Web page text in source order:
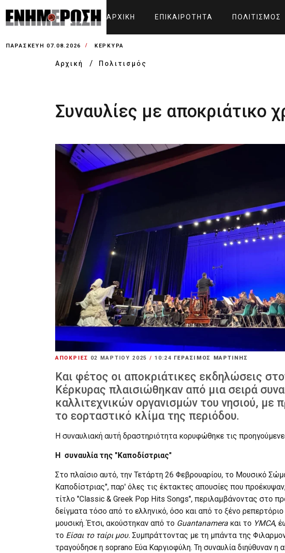
ΑΡΧΙΚΉ ΕΠΙΚΑΙΡΌΤΗΤΑ ΠΟΛΙΤΙΣΜΌΣ
ΠΑΡΑΣΚΕΥΉ 07.08.2026 ΚΕΡΚΥΡΑ
Αρχική Πολιτισμός
Συναυλίες με αποκριάτικο
ΑΠΟΚΡΙΕΣ 02 ΜΑΡΤΊΟΥ 2025 / 10:24 ΓΕΡΑΣΙΜΟΣ ΜΑΡΤΙΝΗΣ
Και φέτος οι αποκριάτικες εκδηλώσεις
Κέρκυρας πλαισιώθηκαν από μια σειρά
καλλιτεχνικών οργανισμών του νησιού, με
το εορταστικό κλίμα της περιόδου.
Η συναυλιακή αυτή δραστηριότητα κορυφώθηκε τις
Η συναυλία της "Καποδίστριας"
Στο πλαίσιο αυτό, την Τετάρτη 26 Φεβρουαρίου, το Μουσικό
Καποδίστριας", παρ' όλες τις έκτακτες απουσίες που
τίτλο "Classic & Greek Pop Hits Songs", περιλαμβάνοντας στο
δείγματα τόσο από το ελληνικό, όσο και από το ξένο
μουσική. Έτσι, ακούστηκαν από το Guantanamera και το YMCA,
το Είσαι το ταίρι μου. Συμπράττοντας με τη μπάντα της
τραγούδησε η soprano Εύα Καργιοφύλη. Τη συναυλία διηύθυναν η